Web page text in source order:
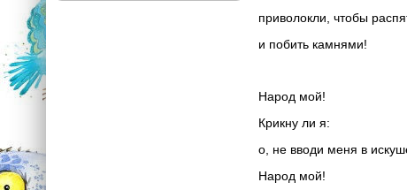
приволокли, чтобы
и побить камнями!
Народ мой!
Крикну ли я:
о, не вводи меня в
Народ мой!